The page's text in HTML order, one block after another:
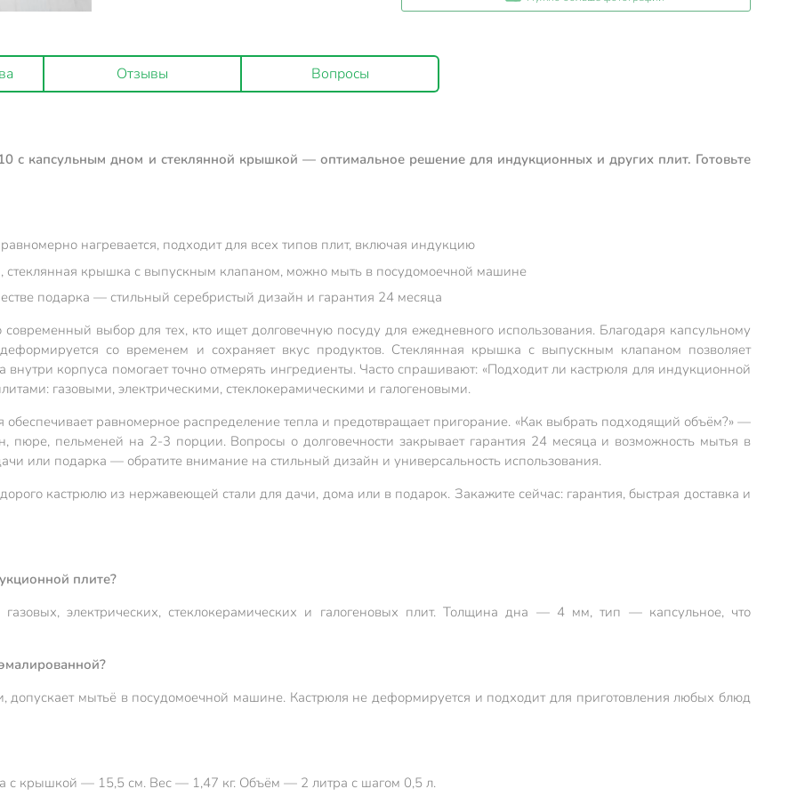
Отзывы Вопросы
с капсульным дном и стеклянной крышкой — оптимальное решение для индукционных и других плит. Готовьте
нагревается, подходит для всех типов плит, включая индукцию
стеклянная крышка с выпускным клапаном, можно мыть в посудомоечной машине
подарка — стильный серебристый дизайн и гарантия 24 месяца
выбор для тех, кто ищет долговечную посуду для ежедневного использования. Благодаря капсульному
со временем и сохраняет вкус продуктов. Стеклянная крышка с выпускным клапаном позволяет
корпуса помогает точно отмерять ингредиенты. Часто спрашивают: «Подходит ли кастрюля для индукционной
газовыми, электрическими, стеклокерамическими и галогеновыми.
обеспечивает равномерное распределение тепла и предотвращает пригорание. «Как выбрать подходящий объём?» —
пюре, пельменей на 2-3 порции. Вопросы о долговечности закрывает гарантия 24 месяца и возможность мытья в
или подарка — обратите внимание на стильный дизайн и универсальность использования.
кастрюлю из нержавеющей стали для дачи, дома или в подарок. Закажите сейчас: гарантия, быстрая доставка и
плите?
электрических, стеклокерамических и галогеновых плит. Толщина дна — 4 мм, тип — капсульное, что
допускает мытьё в посудомоечной машине. Кастрюля не деформируется и подходит для приготовления любых блюд
крышкой — 15,5 см. Вес — 1,47 кг. Объём — 2 литра с шагом 0,5 л.